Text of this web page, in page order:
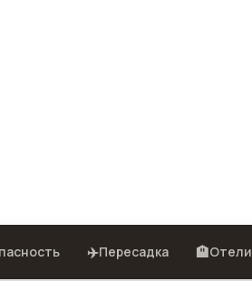
✈️Пересадка 🏨Отели